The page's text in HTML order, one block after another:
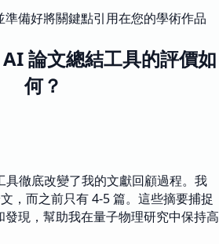
備好將關鍵點引用在您的學術作品
論文總結工具的評價如
何？
徹底改變了我的文獻回顧過程。我
，而之前只有 4-5 篇。這些摘要捕捉
現，幫助我在量子物理研究中保持高